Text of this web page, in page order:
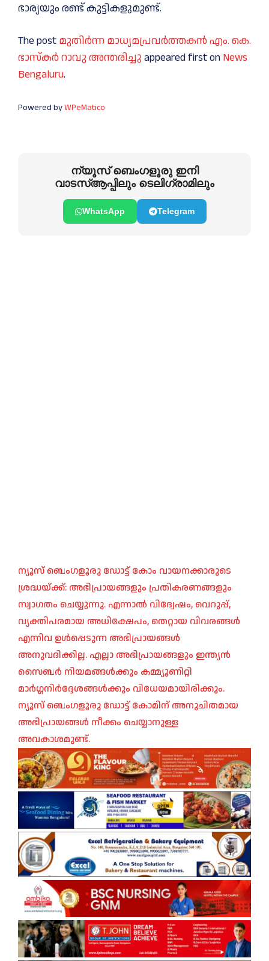
ഭാര്യയും രണ്ട് കുട്ടികളുമുണ്ട്.
The post മുതിർന്ന മാധ്യമപ്രവർത്തകൻ എം. കെ.
ഭാസ്കർ റാവു അന്തരിച്ചു appeared first on News
Bengaluru.
Powered byWPeMatico
ന്യൂസ് ബെംഗളൂരു ഇനി
വാടസ്ആപ്പിലും ടെലിഗ്രാമിലും
WhatsApp Telegram
ന്യൂസ് ബെംഗളൂരു ഡോട്ട് കോം വായനക്കാരുടെ
ശ്രദ്ധയ്ക്ക്: അഭിപ്രായങ്ങളും പ്രതികരണങ്ങളും
സ്വാഗതം ചെയ്യുന്നു. എന്നാൽ വിദ്വേഷം, വെറുപ്പ്,
വ്യക്തിപരമായ അധിക്ഷേപം, തെറ്റായ വിവരങ്ങൾ
എന്നിവ ഉൾപ്പെടുന്ന അഭിപ്രായങ്ങൾ
അനുവദിക്കില്ല. എല്ലാ അഭിപ്രായങ്ങളും ഇന്ത്യൻ
സൈബർ നിയമങ്ങൾക്കും കമ്മ്യൂണിറ്റി
മാർഗ്ഗനിർദ്ദേശങ്ങൾക്കും വിധേയമായിരിക്കും.
ന്യൂസ് ബെംഗളൂരു ഡോട്ട് കോമിന് അനുചിതമായ
അഭിപ്രായങ്ങൾ നീക്കം ചെയ്യാനുള്ള
അവകാശമുണ്ട്.